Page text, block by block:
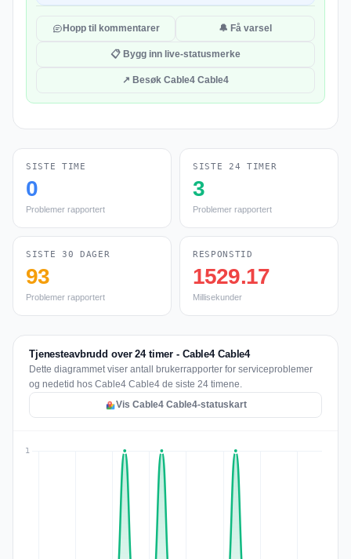
Hopp til kommentarer 🔔 Få varsel
📋 Bygg inn live-statusmerke
↗ Besøk Cable4 Cable4
SISTE TIME
0
Problemer rapportert
SISTE 24 TIMER
3
Problemer rapportert
SISTE 30 DAGER
93
Problemer rapportert
RESPONSTID
1529.17
Millisekunder
Tjenesteavbrudd over 24 timer - Cable4 Cable4
Dette diagrammet viser antall brukerrapporter for serviceproblemer
og nedetid hos Cable4 Cable4 de siste 24 timene.
Vis Cable4 Cable4-statuskart